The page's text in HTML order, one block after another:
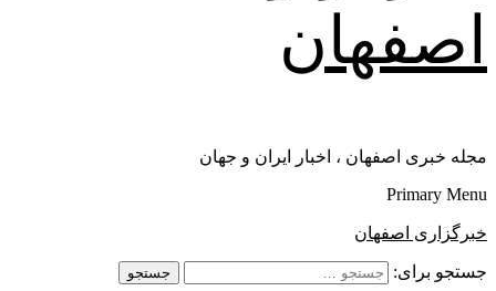
اصفهان
مجله خبری اصفهان ، اخبار ایران و جهان
Primary Menu
خبرگزاری اصفهان
جستجو برای: